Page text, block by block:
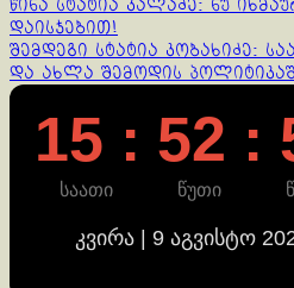
Continue
Reading
წინა სტატია კალაძე: ნუ
დაისჯებით!
შემდეგი სტატია კობახიძე:
და ახლა შემოდის
15 : 52 :
საათი წუთი
კვირა | 9 აგვისტო